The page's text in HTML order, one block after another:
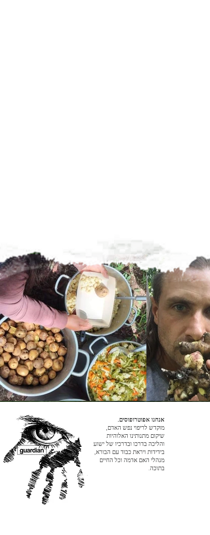
אנחנו אפוטרופוסים.
מוקדש לריפוי נפש האדם,
שיקום מתנותינו האלוהיות
והליכה בדרכו ובדרכיו של ישוע
בידידות ויראת כבוד עם הבורא,
מנהלי האם אדמה וכל החיים
בתוכה.